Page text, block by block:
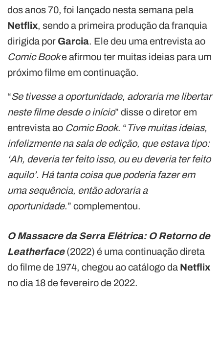
dos anos 70, foi lançado nesta semana pela
Netflix, sendo a primeira produção da franquia
dirigida por Garcia. Ele deu uma entrevista ao
Comic Booke afirmou ter muitas ideias para um
próximo filme em continuação.
“Se tivesse a oportunidade, adoraria me libertar
neste filme desde o início” disse o diretor em
entrevista ao Comic Book. “Tive muitas ideias,
infelizmente na sala de edição, que estava tipo:
‘Ah, deveria ter feito isso, ou eu deveria ter feito
aquilo’. Há tanta coisa que poderia fazer em
uma sequência, então adoraria a
oportunidade.” complementou.
O Massacre da Serra Elétrica: O Retorno de
Leatherface(2022) é uma continuação direta
do filme de 1974, chegou ao catálogo da Netflix
no dia 18 de fevereiro de 2022.